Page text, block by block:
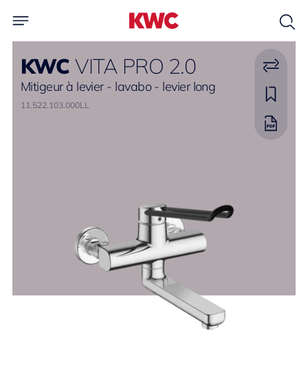
KWCVITA PRO 2.0
Mitigeur à levier - lavabo - levier long
11.522.103.000LL